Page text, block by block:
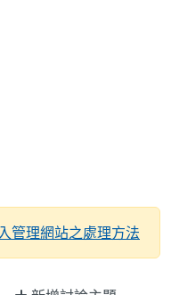
管理網站之處理方法